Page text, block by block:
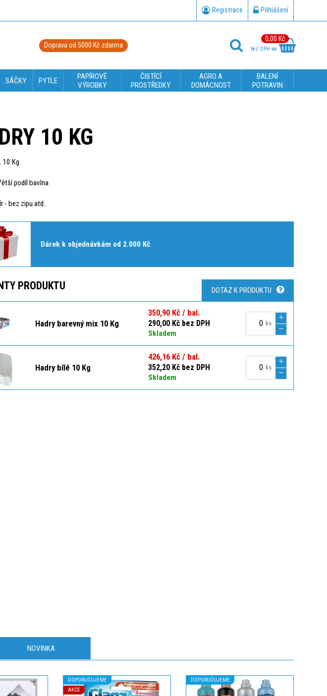
Registrace Přihlášení
Doprava od 5000 Kč zdarma
0,00 Kč
bez DPH
SÁČKY PYTLE
PAPÍROVÉ
VÝROBKY
ČISTÍCÍ
PROSTŘEDKY
AGRO A
DOMÁCNOST
BALENÍ
POTRAVIN
10 KG
10 Kg
podíl bavlna
- bez zipu atd..
Dárek k objednávkám od 2.000 Kč
PRODUKTU DOTAZ K PRODUKTU
Hadry barevný mix 10 Kg
350,90 Kč / bal.
290,00 Kč bez DPH
Skladem
ks
Hadry bílé 10 Kg
426,16 Kč / bal.
352,20 Kč bez DPH
Skladem
ks
NOVINKA
DOPORUČUJEME
AKCE
DOPORUČUJEME